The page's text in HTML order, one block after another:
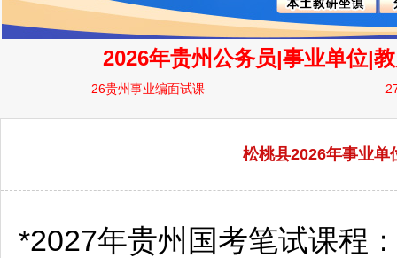
松桃县2026年事业单
*2027年贵州国考笔试课程